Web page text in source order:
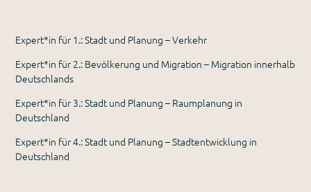
Expert*in für 1.: Stadt und Planung – Verkehr
Expert*in für 2.: Bevölkerung und Migration – Migration innerhalb
Deutschlands
Expert*in für 3.: Stadt und Planung – Raumplanung in
Deutschland
Expert*in für 4.: Stadt und Planung – Stadtentwicklung in
Deutschland